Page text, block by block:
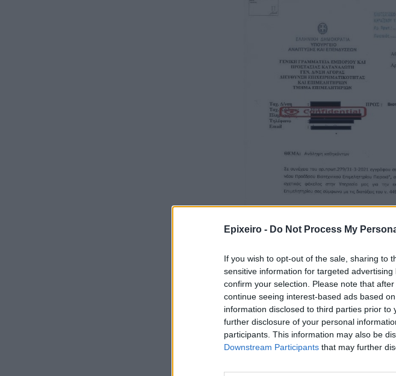
Epixeiro - Do Not Process My
If you wish to opt-out of the sale, sharing to
sensitive information for targeted
confirm your selection. Please note that
continue seeing interest-based ads based
information disclosed to third parties prior
further disclosure of your personal
participants. This information may also be
Downstream Participants that may further
Η Τεχνητή Νοημοσύνη: το νέο
λειτουργικό σύστημα της
επιχείρησης